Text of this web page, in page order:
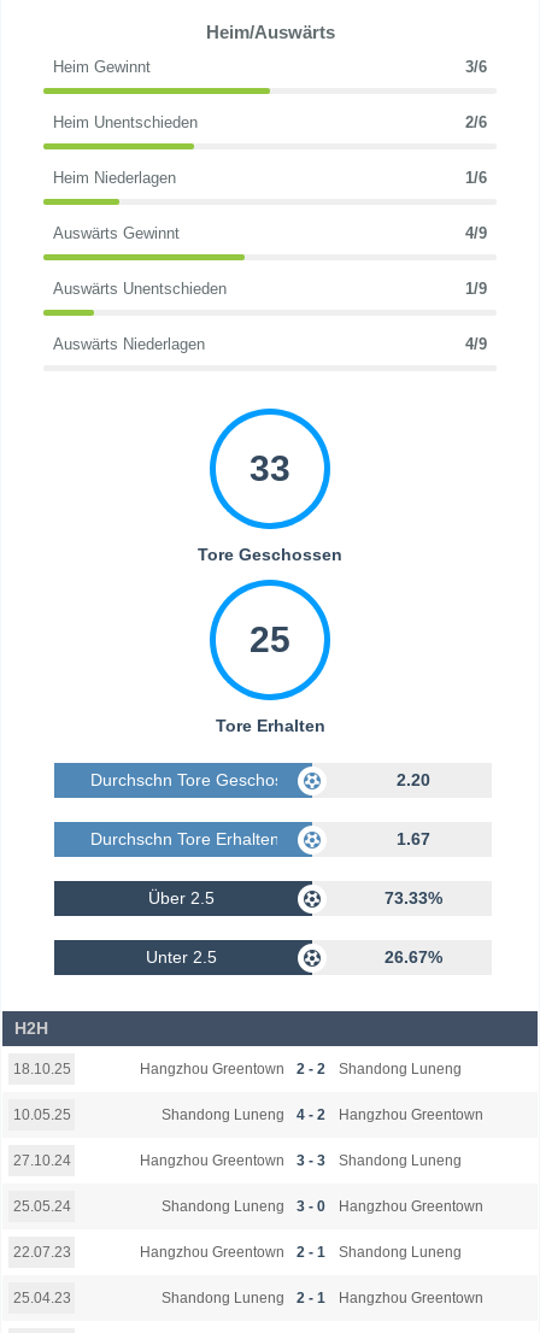
Heim/Auswärts
Heim Gewinnt 3/6
Heim Unentschieden 2/6
Heim Niederlagen 1/6
Auswärts Gewinnt 4/9
Auswärts Unentschieden 1/9
Auswärts Niederlagen 4/9
33
Tore Geschossen
25
Tore Erhalten
Durchschn Tore Geschossen 2.20
Durchschn Tore Erhalten 1.67
Über 2.5 73.33%
Unter 2.5 26.67%
H2H
18.10.25 Hangzhou Greentown 2 - 2 Shandong Luneng
10.05.25 Shandong Luneng 4 - 2 Hangzhou Greentown
27.10.24 Hangzhou Greentown 3 - 3 Shandong Luneng
25.05.24 Shandong Luneng 3 - 0 Hangzhou Greentown
22.07.23 Hangzhou Greentown 2 - 1 Shandong Luneng
25.04.23 Shandong Luneng 2 - 1 Hangzhou Greentown